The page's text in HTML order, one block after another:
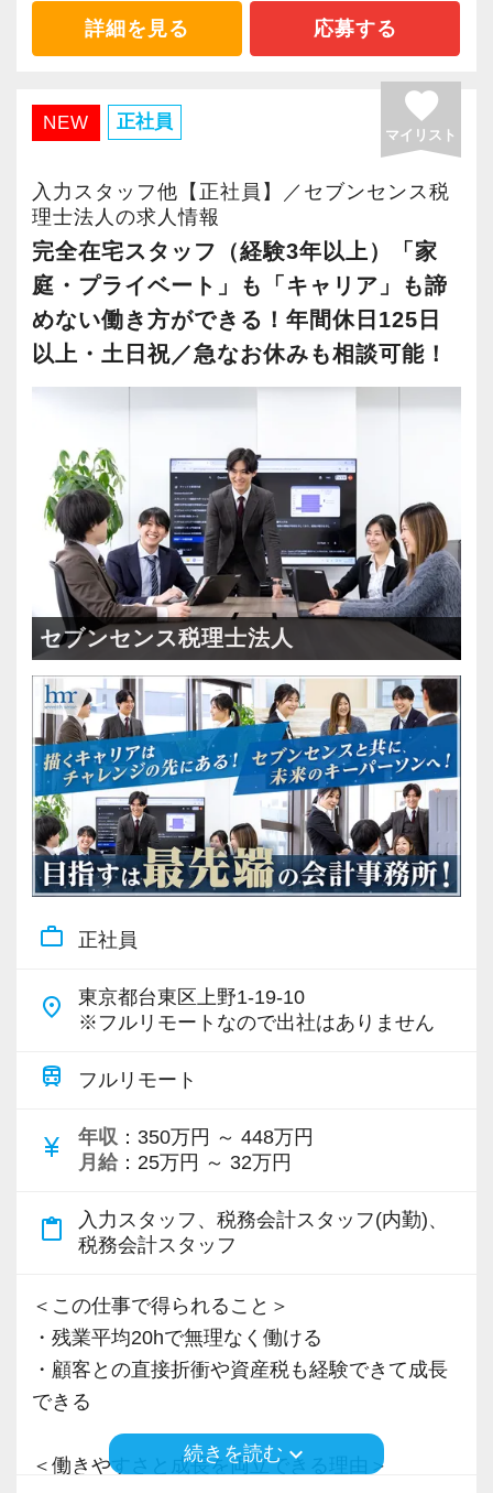
そのため、「時短勤務制度」や「業務量の見直
し」など、それぞれのライフスタイルに合わせ
仕事にも真剣に取り組みながら、自分の時間も
大切にしたい方にとって、働きやすい環境だと
考えています。
また、資格取得と仕事を両立したい方も応援し
ています。
税理士を目指す方にとって、働きながら勉強で
きる環境は非常に重要です。
目指す方にも嬉しい環境を整えてお待ちしてい
ます。
【事務所の組織体系について】
当事務所は男性3名、女性3名の6名体制です。
少人数の組織だからこそ、メンバー同士の距離
が近く、風通しの良い環境が特徴です。
採用においても、経験や資格だけでなく、人柄
そのため、スタッフは温かく、話しやすい人し
かいません。
【こんな方に向いています】
・働きやすい環境で長くキャリアを築きたい方
・仕事とプライベートを両立したい方
・AIやデジタルを活用した働き方に興味がある
方
・風通しの良い環境で安心して働きたい方
・新しい環境でキャリアや働き方をより良いも
のにしたい方
【採用担当から】
整えながら、お客様の黒字化経営を全力で支援
しています。
働く方のやりがいや充実した生活が、結果とし
てより良いサービス提供につながると考えてお
少しでも当事務所に興味を持っていただけまし
たら幸いです。
カジュアル面談も実施しておりますので、「実
際の働き方を知りたい」「制度について詳しく
聞きたい」など、気になることがございました
らお気軽にご相談ください。
躍しています
・資格取得支援や手当あり！働きながら資格取
・未経験者も経験者も、それぞれに合った成長
【事務所について】
国立駅徒歩3分、少数精鋭の税理士事務所です。
当事務所が掲げる経営理念は「関与先企業100％
黒字化」です。
税理士や日商簿記保有者、子育て中の方、資格
ンバーが在籍しています。
活かして入社された方も活躍しています。
そんな当事務所では、どのような方でも安心し
て長く働ける税理士事務所を創っていくことを
目標にしています。
この業界では、AIやデジタルの活用が急速に進
んでいます。
当事務所では早い段階から、業務効率化につな
がるものは積極的に導入し、それが働くスタッ
フのため、お客様のためになるよう取り組んで
きました。
これからも進化を続ける税理士業界の中で、誰
もが「ここで働きたい」と思える事務所づくり
を目指していきます。
当事務所は、何よりも時間を大切にしていま
そのため、業務の中で発生する無駄な作業を見
でいます。
仕事を終えた後のプライベートの時間も大切に
してほしいという考えです。
当事務所には、子育てをしながら働いているス
タッフや、プライベートの時間を大切にしてい
そのため、「時短勤務制度」や「業務量の見直
し」など、それぞれのライフスタイルに合わせ
た働き方についても相談可能です。
仕事にも真剣に取り組みながら、自分の時間も
大切にしたい方にとって、働きやすい環境だと
考えています。
詳細を見る 応募する
NEW 正社員 favorite
マイリスト
入力スタッフ他【正社員】／セブンセンス税
理士法人の求人情報
完全在宅スタッフ（経験3年以上）「家
庭・プライベート」も「キャリア」も諦
めない働き方ができる！年間休日125日
以上・土日祝／急なお休みも相談可能！
セブンセンス税理士法人
work_outline 正社員
place
東京都台東区上野1-19-10
※フルリモートなので出社はありません
train フルリモート
currency_yen 年収 ：350万円 ～ 448万円
月給 ：25万円 ～ 32万円
content_paste
入力スタッフ、税務会計スタッフ(内勤)、
税務会計スタッフ
＜この仕事で得られること＞
・残業平均20hで無理なく働ける
・顧客との直接折衝や資産税も経験できて成長
できる
＜働きやすさと成長を両立できる理由＞
続きを読むkeyboard_arrow_down